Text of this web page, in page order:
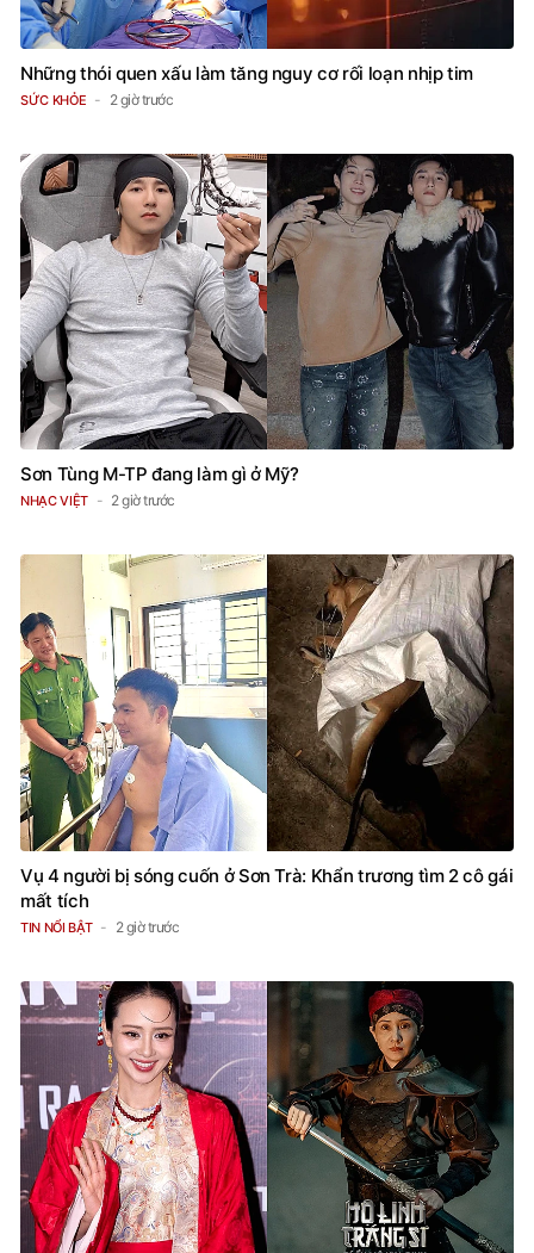
Những thói quen xấu làm tăng nguy cơ rối loạn nhịp tim
SỨC KHỎE 2 giờ trước
Sơn Tùng M-TP đang làm gì ở Mỹ?
NHẠC VIỆT 2 giờ trước
Vụ 4 người bị sóng cuốn ở Sơn Trà: Khẩn trương tìm 2 cô gái
mất tích
TIN NỔI BẬT 2 giờ trước